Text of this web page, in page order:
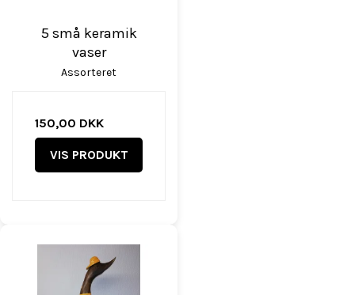
5 små keramik
vaser
Assorteret
150,00 DKK
VIS PRODUKT